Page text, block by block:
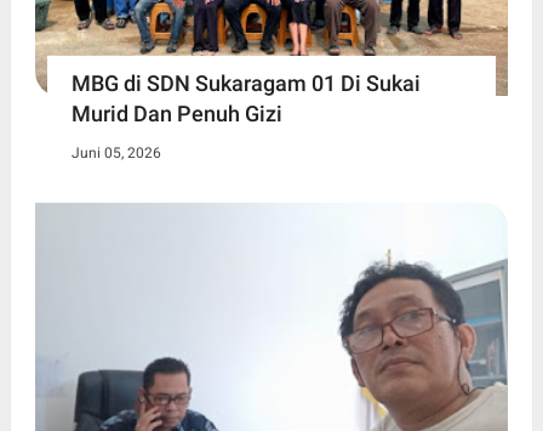
MBG di SDN Sukaragam 01 Di Sukai
Murid Dan Penuh Gizi
Juni 05, 2026